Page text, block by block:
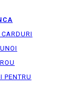
PENTRU